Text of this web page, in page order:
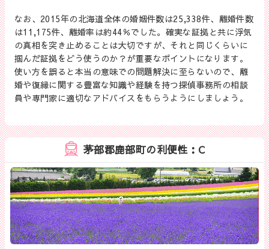
なお、2015年の北海道全体の婚姻件数は25,338件、離婚件数
は11,175件、離婚率は約44％でした。確実な証拠と共に浮気
の真相を突き止めることは大切ですが、それと同じくらいに
掴んだ証拠をどう使うのか？が重要なポイントになります。
使い方を誤ると本当の意味での問題解決に至らないので、離
婚や復縁に関する豊富な知識や経験を持つ探偵事務所の相談
員や専門家に適切なアドバイスをもらうようにしましょう。
茅部郡鹿部町の利便性：C